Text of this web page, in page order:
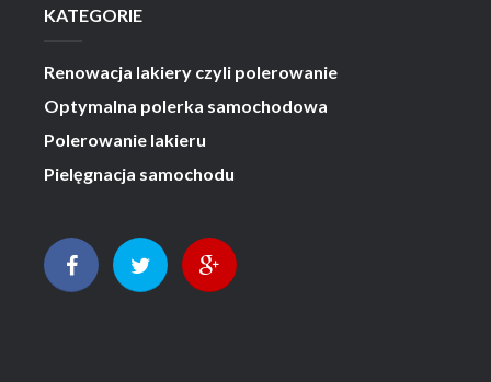
KATEGORIE
Renowacja lakiery czyli polerowanie
Optymalna polerka samochodowa
Polerowanie lakieru
Pielęgnacja samochodu